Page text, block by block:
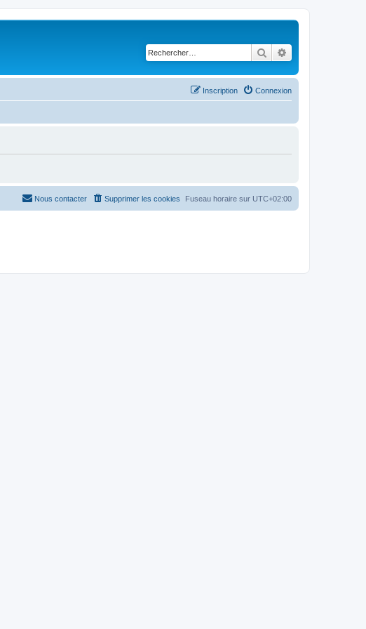
Rechercher
Connexion
Inscription
Fuseau horaire sur UTC+02:00
Supprimer les cookies
Nous contacter